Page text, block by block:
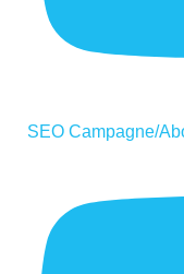
SEO Campagne/